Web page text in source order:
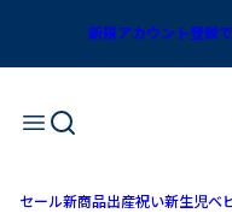
新規アカウント登録
セール新商品出産祝い新生児ベ